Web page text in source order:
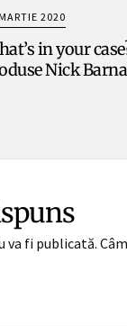
2020
in your
Nick Barna
va fi publicată.